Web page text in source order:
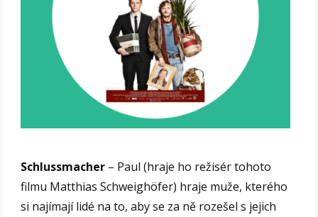
Schlussmacher – Paul (hraje ho režisér tohoto
filmu Matthias Schweighöfer) hraje muže, kterého
si najímají lidé na to, aby se za ně rozešel s jejich